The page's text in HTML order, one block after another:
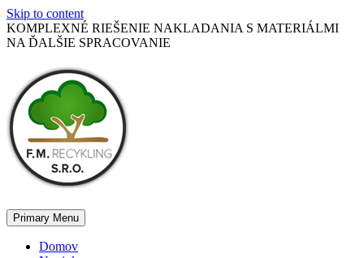
Skip to content
KOMPLEXNÉ RIEŠENIE NAKLADANIA S MATERIÁLMI
NA ĎALŠIE SPRACOVANIE
Primary Menu
Domov